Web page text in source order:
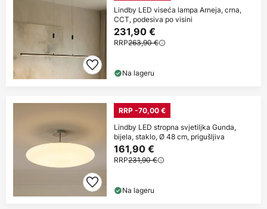
Lindby LED viseća lampa Arneja, crna,
CCT, podesiva po visini
231,90 €
RRP263,90 €
Na lageru
RRP -70,00 €
Lindby LED stropna svjetiljka Gunda,
bijela, staklo, Ø 48 cm, prigušljiva
161,90 €
RRP231,90 €
Na lageru